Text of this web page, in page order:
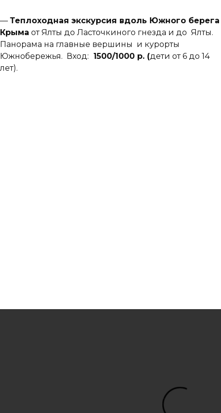
— Теплоходная экскурсия вдоль Южного берега
Крыма от Ялты до Ласточкиного гнезда и до Ялты.
Панорама на главные вершины и курорты
Южнобережья. Вход: 1500/1000 р. (дети от 6 до 14
лет).